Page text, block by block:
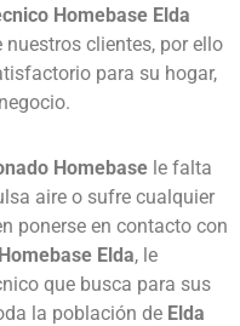
Homebase Elda
clientes, por ello
para su hogar,
Homebasele falta
aire o sufre cualquier
ponerse en contacto con
Elda, le
que busca para sus
la población de Elda